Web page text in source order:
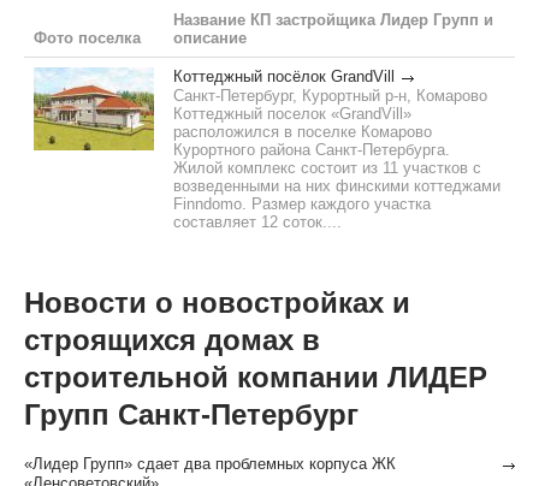
Фото поселка
Название КП застройщика Лидер Групп и
описание
Коттеджный посёлок GrandVill
Санкт-Петербург, Курортный р-н, Комарово
Коттеджный поселок «GrandVill»
расположился в поселке Комарово
Курортного района Санкт-Петербурга.
Жилой комплекс состоит из 11 участков с
возведенными на них финскими коттеджами
Finndomo. Размер каждого участка
составляет 12 соток....
Новости о новостройках и
строящихся домах в
строительной компании ЛИДЕР
Групп Санкт-Петербург
«Лидер Групп» сдает два проблемных корпуса ЖК